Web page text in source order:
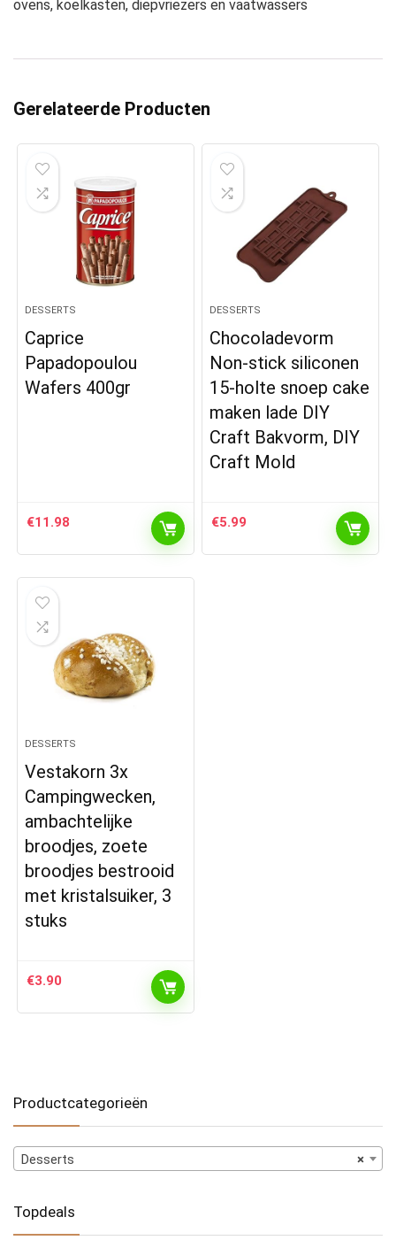
ovens, koelkasten, diepvriezers en vaatwassers
Gerelateerde Producten
DESSERTS
Caprice
Papadopoulou
Wafers 400gr
€11.98
DESSERTS
Chocoladevorm
Non-stick siliconen
15-holte snoep cake
maken lade DIY
Craft Bakvorm, DIY
Craft Mold
€5.99
DESSERTS
Vestakorn 3x
Campingwecken,
ambachtelijke
broodjes, zoete
broodjes bestrooid
met kristalsuiker, 3
stuks
€3.90
Productcategorieën
×
Desserts
Topdeals